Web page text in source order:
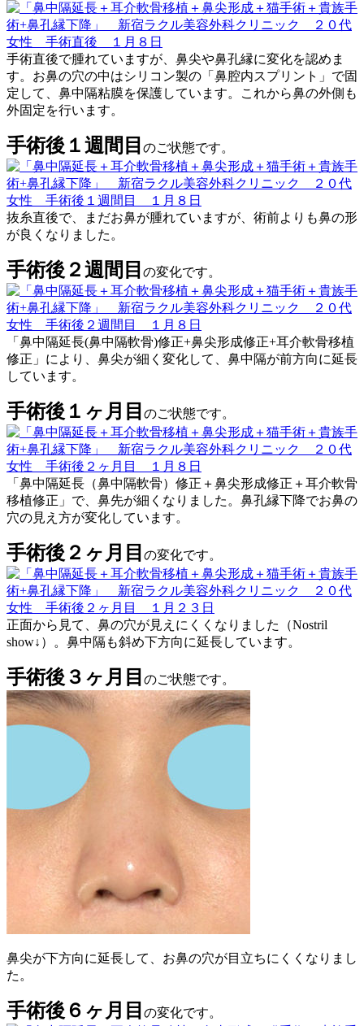
手術直後で腫れていますが、鼻尖や鼻孔縁に変化を認めま
す。お鼻の穴の中はシリコン製の「鼻腔内スプリント」で固
定して、鼻中隔粘膜を保護しています。これから鼻の外側も
外固定を行います。
手術後１週間目 のご状態です。
抜糸直後で、まだお鼻が腫れていますが、術前よりも鼻の形
が良くなりました。
手術後２週間目 の変化です。
「鼻中隔延長(鼻中隔軟骨)修正+鼻尖形成修正+耳介軟骨移植
修正」により、鼻尖が細く変化して、鼻中隔が前方向に延長
しています。
手術後１ヶ月目 のご状態です。
「鼻中隔延長（鼻中隔軟骨）修正＋鼻尖形成修正＋耳介軟骨
移植修正」で、鼻先が細くなりました。鼻孔縁下降でお鼻の
穴の見え方が変化しています。
手術後２ヶ月目 の変化です。
正面から見て、鼻の穴が見えにくくなりました（Nostril
show↓）。鼻中隔も斜め下方向に延長しています。
手術後３ヶ月目 のご状態です。
鼻尖が下方向に延長して、お鼻の穴が目立ちにくくなりまし
た。
手術後６ヶ月目 の変化です。